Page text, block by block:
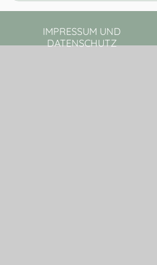
IMPRESSUM UND
DATENSCHUTZ